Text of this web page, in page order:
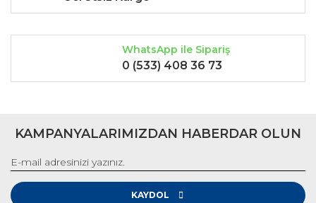
WhatsApp ile Sipariş
0 (533) 408 36 73
KAMPANYALARIMIZDAN HABERDAR OLUN
KAYDOL